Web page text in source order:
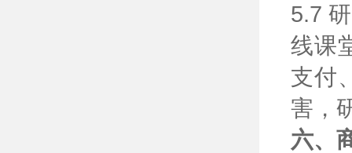
5.7
线课
支付
害，
六、